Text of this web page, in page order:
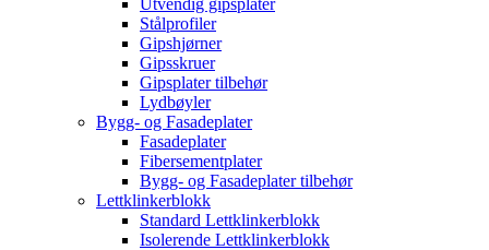
Utvendig gipsplater
Stålprofiler
Gipshjørner
Gipsskruer
Gipsplater tilbehør
Lydbøyler
Bygg- og Fasadeplater
Fasadeplater
Fibersementplater
Bygg- og Fasadeplater tilbehør
Lettklinkerblokk
Standard Lettklinkerblokk
Isolerende Lettklinkerblokk